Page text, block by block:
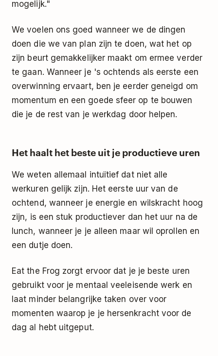
mogelijk."
We voelen ons goed wanneer we de dingen
doen die we van plan zijn te doen, wat het op
zijn beurt gemakkelijker maakt om ermee verder
te gaan. Wanneer je 's ochtends als eerste een
overwinning ervaart, ben je eerder geneigd om
momentum en een goede sfeer op te bouwen
die je de rest van je werkdag door helpen.
Het haalt het beste uit je productieve uren
We weten allemaal intuïtief dat niet alle
werkuren gelijk zijn. Het eerste uur van de
ochtend, wanneer je energie en wilskracht hoog
zijn, is een stuk productiever dan het uur na de
lunch, wanneer je je alleen maar wil oprollen en
een dutje doen.
Eat the Frog zorgt ervoor dat je je beste uren
gebruikt voor je mentaal veeleisende werk en
laat minder belangrijke taken over voor
momenten waarop je je hersenkracht voor de
dag al hebt uitgeput.